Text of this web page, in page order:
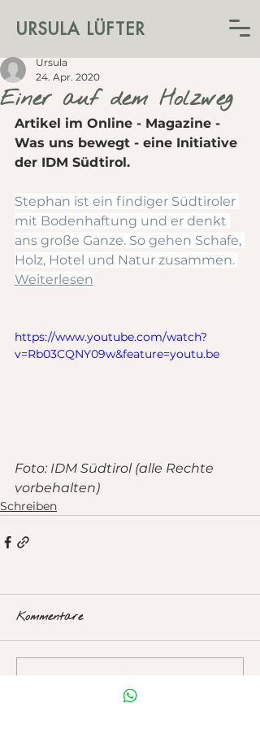
URSULA LÜFTER
Einer auf dem Holzweg
Ursula
24. Apr. 2020
Artikel im Online - Magazine -
Was uns bewegt - eine Initiative
der IDM Südtirol.
Stephan ist ein findiger Südtiroler
mit Bodenhaftung und er denkt
ans große Ganze. So gehen Schafe,
Holz, Hotel und Natur zusammen.
Weiterlesen
https://www.youtube.com/watch?
v=Rb03CQNY09w&feature=youtu.be
Foto: IDM Südtirol (alle Rechte
vorbehalten)
Schreiben
Kommentare